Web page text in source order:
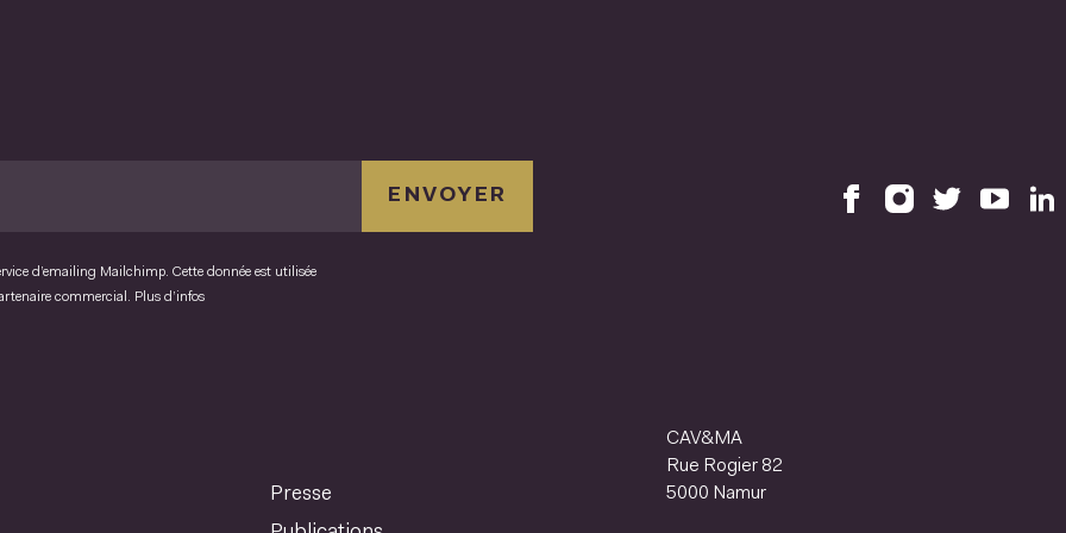
d’emailing Mailchimp. Cette donnée est utilisée
commercial. Plus d’infos
ENVOYER
Presse
CAV&MA
Rue Rogier 82
5000 Namur